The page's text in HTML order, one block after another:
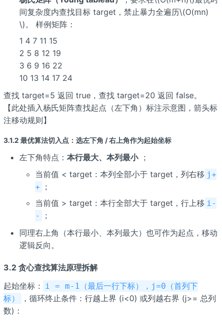
间复杂度内查找目标 target，禁止暴力全遍历\(O(mn)
\)。 样例矩阵：
1 4 7 11 15
2 5 8 12 19
3 6 9 16 22
10 13 14 17 24
查找 target=5 返回 true，查找 target=20 返回 false。
【此处插入杨氏矩阵查找起点（左下角）标注示意图，箭头标
注移动规则】
3.1.2 最优算法切入点：选左下角 / 右上角作为起始坐标
左下角特点： 本行最大、本列最小；
当前值 < target：本列全部小于 target，列右移 j+
+
；
当前值 > target：本行全部大于 target，行上移 i-
-
；
同理右上角（本行最小、本列最大）也可作为起点，移动
逻辑反向。
3.2 贪心查找算法原理拆解
起始坐标：
i = m-1（最后一行下标），j=0（首列下
标）
，循环终止条件：行越上界 (i<0) 或列越右界 (j>= 总列
数)：